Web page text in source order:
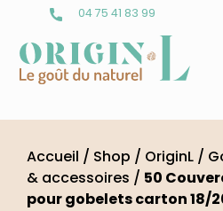
content
04 75 41 83 99
Accueil / Shop / OriginL /
& accessoires / 50
pour gobelets carton 18/